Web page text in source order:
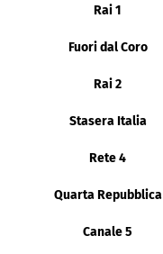
Rai 1
Fuori dal Coro
Rai 2
Stasera Italia
Rete 4
Quarta Repubblica
Canale 5